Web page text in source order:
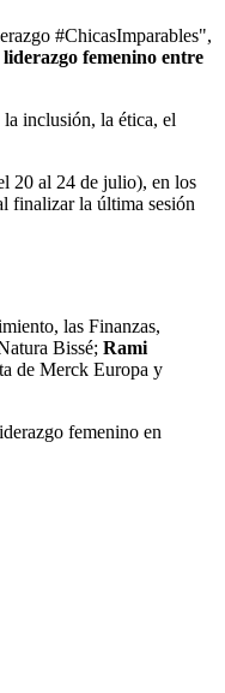
#ChicasImparables",
femenino entre
la inclusión, la ética, el
20 al 24 de julio), en los
finalizar la última sesión
las Finanzas,
Bissé; Rami
de Merck Europa y
femenino en